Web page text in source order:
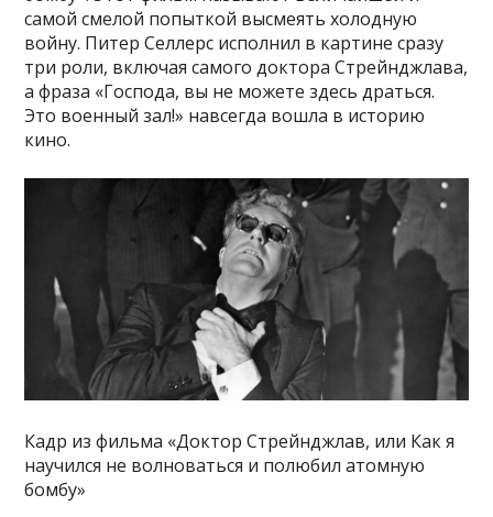
самой смелой попыткой высмеять холодную
войну. Питер Селлерс исполнил в картине сразу
три роли, включая самого доктора Стрейнджлава,
а фраза «Господа, вы не можете здесь драться.
Это военный зал!» навсегда вошла в историю
кино.
Кадр из фильма «Доктор Стрейнджлав, или Как я
научился не волноваться и полюбил атомную
бомбу»